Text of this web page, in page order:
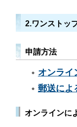
2.ワンストッ
申請方法
オンライ
郵送によ
オンラインに